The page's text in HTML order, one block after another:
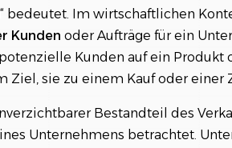
Direktakquise
Workstool: Effektive Akquise
bedeutet. Im wirtschaftlichen
Kunden oder Aufträge für ein
Kunden auf ein
Ziel, sie zu einem Kauf oder einer
Bestandteil des
Unternehmens betrachtet.